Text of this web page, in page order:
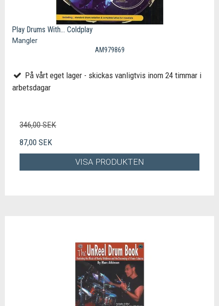
Play Drums With... Coldplay
Mangler
AM979869
På vårt eget lager - skickas vanligtvis inom 24 timmar i
arbetsdagar
346,00 SEK
87,00 SEK
VISA PRODUKTEN